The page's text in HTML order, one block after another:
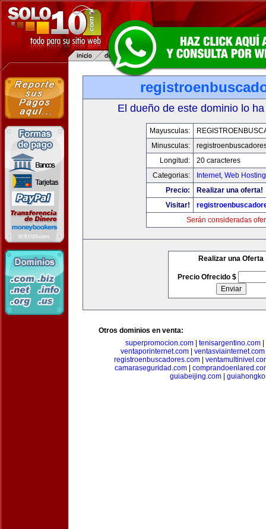
El dueño de este dominio lo
Mayusculas:
Minusculas:
Longitud:
20 caracteres
Categorias:
Internet, Web
Precio:
Realizar una oferta!
Visitar!
Serán consideradas
Realizar una Oferta
Precio Ofrecido $
Otros dominios en venta:
superpromocion.com
tenisargentino.com
ventaporinternet.com
ventasviainternet.com
registroenbuscadores.com
camaraseguridad.com
guiabeijing.com|